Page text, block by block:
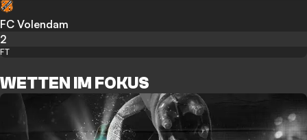
FC Volendam
2
FT
WETTEN IM FOKUS